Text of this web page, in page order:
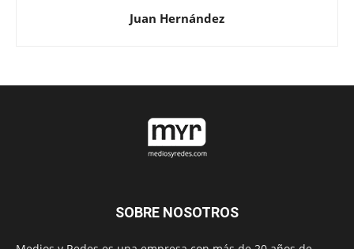
Juan Hernández
SOBRE NOSOTROS